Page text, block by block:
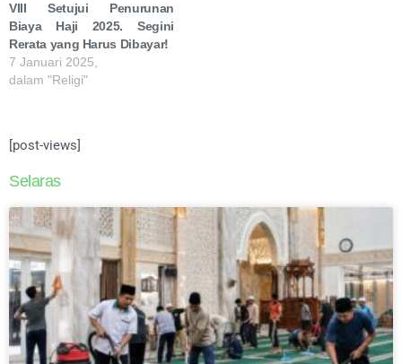
VIII Setujui Penurunan
Biaya Haji 2025. Segini
Rerata yang Harus Dibayar!
7 Januari 2025,
dalam "Religi"
[post-views]
Selaras